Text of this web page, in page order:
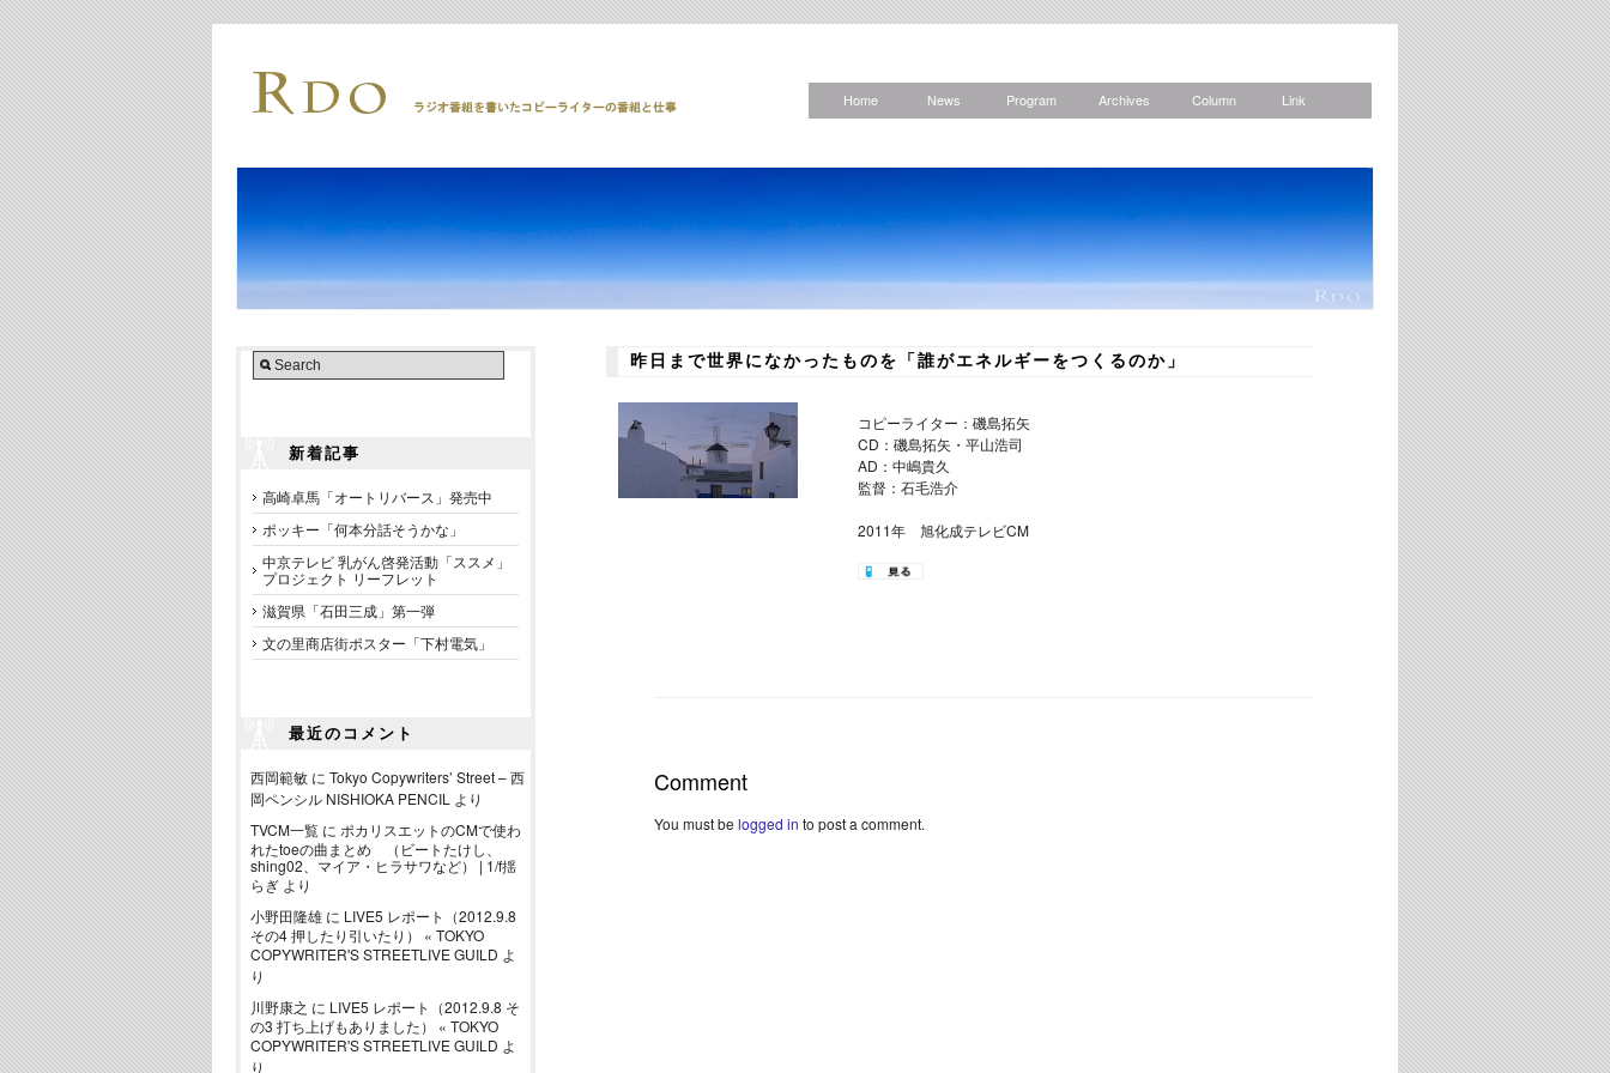
Home News Program Archives Column Link
新着記事
高崎卓馬「オートリバース」発売中
ポッキー「何本分話そうかな」
中京テレビ 乳がん啓発活動「ススメ」
プロジェクト リーフレット
滋賀県「石田三成」第一弾
文の里商店街ポスター「下村電気」
最近のコメント
西岡範敏 に Tokyo Copywriters’ Street – 西
岡ペンシル NISHIOKA PENCIL より
TVCM一覧 に ポカリスエットのCMで使わ
れたtoeの曲まとめ （ビートたけし、
shing02、マイア・ヒラサワなど） | 1/f揺
らぎ より
小野田隆雄 に LIVE5 レポート（2012.9.8
その4 押したり引いたり） « TOKYO
COPYWRITER'S STREETLIVE GUILD よ
り
川野康之 に LIVE5 レポート（2012.9.8 そ
の3 打ち上げもありました） « TOKYO
COPYWRITER'S STREETLIVE GUILD よ
り
昨日まで世界になかったものを「誰がエネルギーをつくるのか」
コピーライター：磯島拓矢
CD：磯島拓矢・平山浩司
AD：中嶋貴久
監督：石毛浩介
2011年 旭化成テレビCM
Comment
You must be logged in to post a comment.